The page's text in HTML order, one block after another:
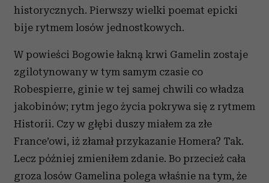
historycznych. Pierwszy wielki poemat epicki
bije rytmem losów jednostkowych.
W powieści Bogowie łakną krwi Gamelin zostaje
zgilotynowany w tym samym czasie co
Robespierre, ginie w tej samej chwili co władza
jakobinów; rytm jego życia pokrywa się z rytmem
Historii. Czy w głębi duszy miałem za złe
France’owi, iż złamał przykazanie Homera? Tak.
Lecz później zmieniłem zdanie. Bo przecież cała
groza losów Gamelina polega właśnie na tym, że